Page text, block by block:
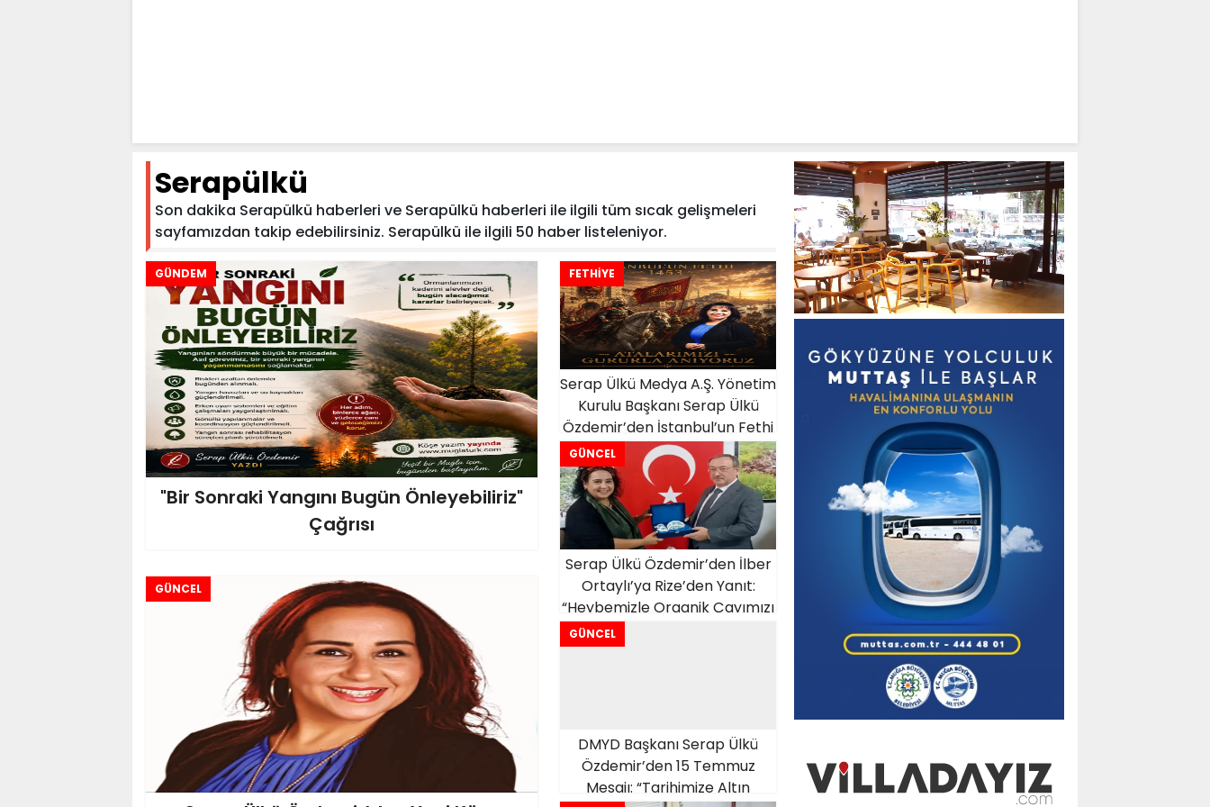
Serapülkü
Son dakika Serapülkü haberleri ve Serapülkü haberleri ile ilgili tüm sıcak gelişmeleri
sayfamızdan takip edebilirsiniz. Serapülkü ile ilgili 50 haber listeleniyor.
GÜNDEM
"Bir Sonraki Yangını Bugün Önleyebiliriz"
Çağrısı
FETHİYE
Serap Ülkü Medya A.Ş. Yönetim
Kurulu Başkanı Serap Ülkü
Özdemir’den İstanbul’un Fethi
Mesajı
GÜNCEL
Serap Ülkü Özdemir’den İlber
Ortaylı’ya Rize’den Yanıt:
“Heybemizle Organik Çayımızı
Toplayıp Geldik
GÜNCEL
GÜNCEL
DMYD Başkanı Serap Ülkü
Özdemir’den 15 Temmuz
Mesajı: “Tarihimize Altın